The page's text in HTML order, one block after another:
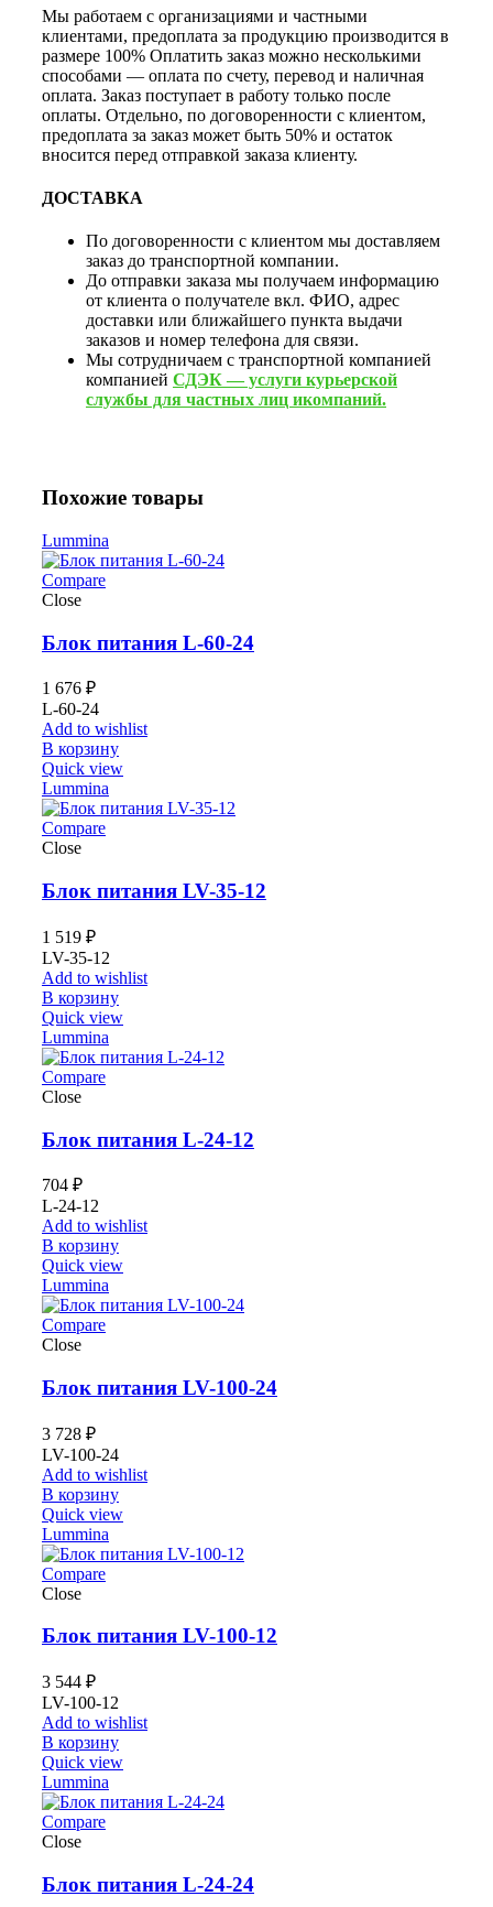
Мы работаем с организациями и частными
клиентами, предоплата за продукцию производится в
размере 100% Оплатить заказ можно несколькими
способами — оплата по счету, перевод и наличная
оплата. Заказ поступает в работу только после
оплаты. Отдельно, по договоренности с клиентом,
предоплата за заказ может быть 50% и остаток
вносится перед отправкой заказа клиенту.
ДОСТАВКА
По договоренности с клиентом мы доставляем
заказ до транспортной компании.
До отправки заказа мы получаем информацию
от клиента о получателе вкл. ФИО, адрес
доставки или ближайшего пункта выдачи
заказов и номер телефона для связи.
Мы сотрудничаем с транспортной компанией
компанией СДЭК — услуги курьерской
службы для частных лиц икомпаний.
Похожие товары
Lummina
Compare
Close
Блок питания L-60-24
1 676 ₽
L-60-24
Add to wishlist
В корзину
Quick view
Lummina
Compare
Close
Блок питания LV-35-12
1 519 ₽
LV-35-12
Add to wishlist
В корзину
Quick view
Lummina
Compare
Close
Блок питания L-24-12
704 ₽
L-24-12
Add to wishlist
В корзину
Quick view
Lummina
Compare
Close
Блок питания LV-100-24
3 728 ₽
LV-100-24
Add to wishlist
В корзину
Quick view
Lummina
Compare
Close
Блок питания LV-100-12
3 544 ₽
LV-100-12
Add to wishlist
В корзину
Quick view
Lummina
Compare
Close
Блок питания L-24-24